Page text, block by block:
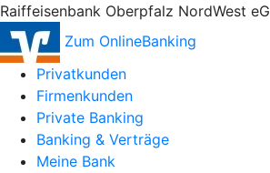
Raiffeisenbank Oberpfalz NordWest eG
Zum OnlineBanking
Privatkunden
Firmenkunden
Private Banking
Banking & Verträge
Meine Bank